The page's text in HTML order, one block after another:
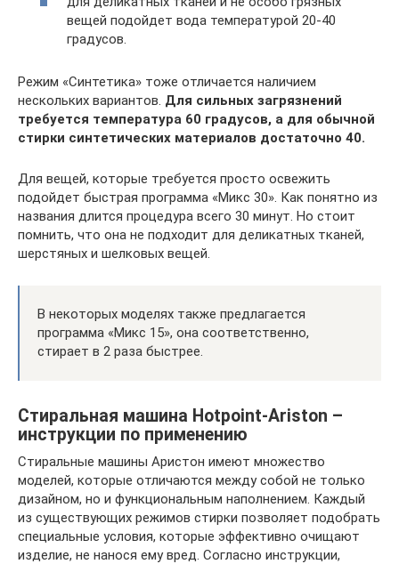
вещей подойдет вода температурой 20-40
градусов.
Режим «Синтетика» тоже отличается наличием
нескольких вариантов. Для сильных загрязнений
требуется температура 60 градусов, а для обычной
стирки синтетических материалов достаточно 40.
Для вещей, которые требуется просто освежить
подойдет быстрая программа «Микс 30». Как понятно из
названия длится процедура всего 30 минут. Но стоит
помнить, что она не подходит для деликатных тканей,
шерстяных и шелковых вещей.
В некоторых моделях также предлагается
программа «Микс 15», она соответственно,
стирает в 2 раза быстрее.
Стиральная машина Hotpoint-Ariston –
инструкции по применению
Стиральные машины Аристон имеют множество
моделей, которые отличаются между собой не только
дизайном, но и функциональным наполнением. Каждый
из существующих режимов стирки позволяет подобрать
специальные условия, которые эффективно очищают
изделие, не нанося ему вред. Согласно инструкции,